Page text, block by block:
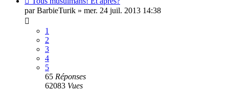
parBarbieTurik » mer. 24 juil. 2013 14:38
1
2
3
4
5
65 Réponses
62083 Vues